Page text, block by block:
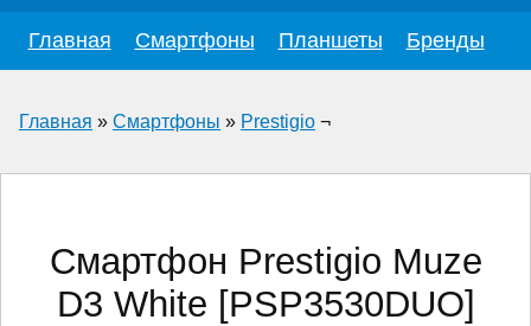
Главная Смартфоны Планшеты Бренды
Главная » Смартфоны » Prestigio ¬
Смартфон Prestigio Muze
D3 White [PSP3530DUO]